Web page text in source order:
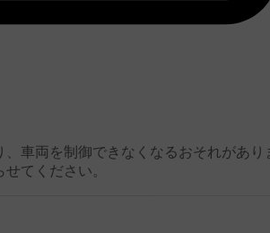
車両を制御できなくなるおそれがあり
てください。